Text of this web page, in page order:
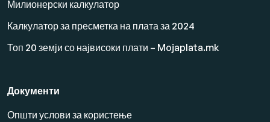
Милионерски калкулатор
Калкулатор за пресметка на плата за 2024
Топ 20 земји со највисоки плати – Mojaplata.mk
Документи
Општи услови за користење